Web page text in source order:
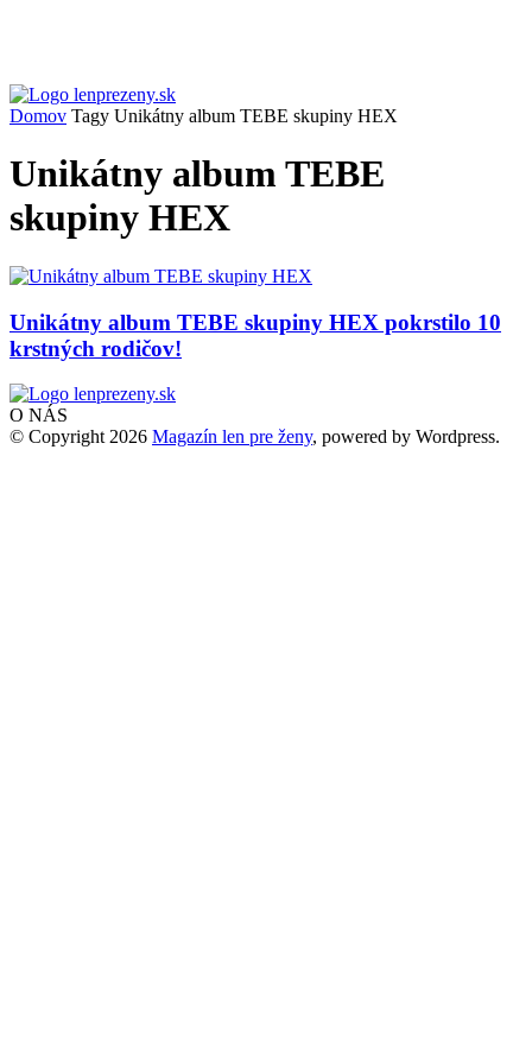
Domov Tagy Unikátny album TEBE skupiny HEX
Unikátny album TEBE
skupiny HEX
Unikátny album TEBE skupiny HEX pokrstilo 10
krstných rodičov!
O NÁS
© Copyright 2026 Magazín len pre ženy, powered by Wordpress.